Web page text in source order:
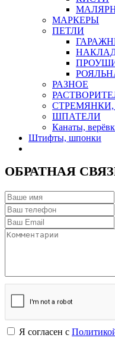
МАРКЕРЫ
ПЕТЛИ
РАЗНОЕ
ШПАТЕЛИ
Канаты,
Штифты, шпонки
ОБРАТНАЯ
Я согласен с